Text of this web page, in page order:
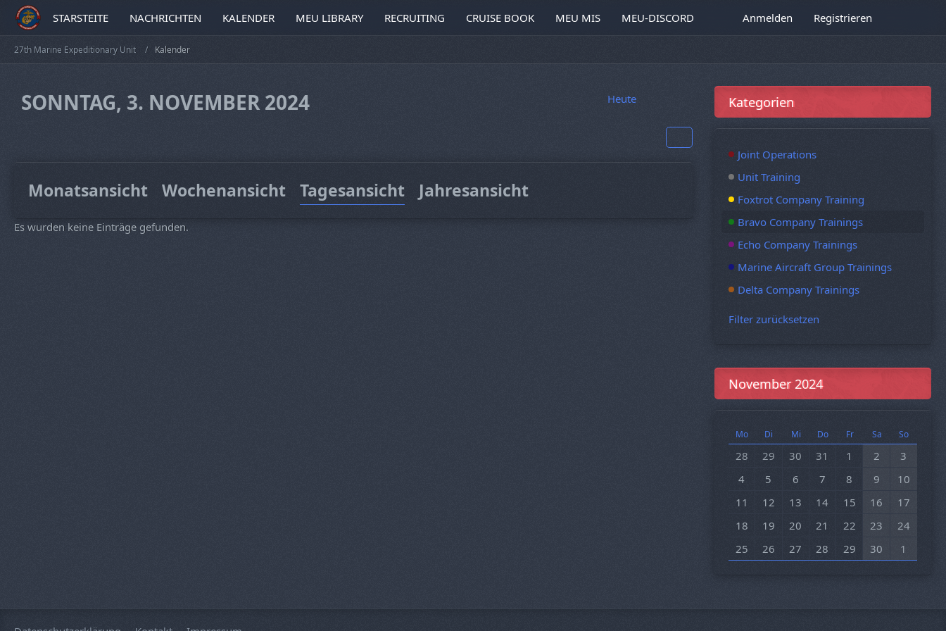
STARSTEITE NACHRICHTEN KALENDER MEU LIBRARY RECRUITING CRUISE BOOK MEU MIS MEU-DISCORD Anmelden Registrieren
27th Marine Expeditionary Unit Kalender
SONNTAG, 3. NOVEMBER 2024 Heute
Monatsansicht Wochenansicht Tagesansicht Jahresansicht
Es wurden keine Einträge gefunden.
Kategorien
Joint Operations
Unit Training
Foxtrot Company Training
Bravo Company Trainings
Echo Company Trainings
Marine Aircraft Group Trainings
Delta Company Trainings
Filter zurücksetzen
November 2024
Mo Di Mi Do Fr Sa So
28 29 30 31 1 2
3
4
5 6 7 8 9
10
11
12 13 14 15 16
17
18
19 20 21 22 23
24
25
26 27 28 29 30 1